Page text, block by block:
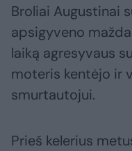
Broliai Augustinai
apsigyveno
laiką agresyvaus
moteris kentėjo ir
smurtautojui.
Prieš kelerius